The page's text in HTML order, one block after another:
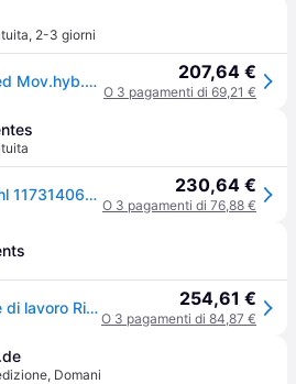
, 2-3 giorni
Bs-1173140600-foco Led Mov.hyb.multi 6050 Mh Ip65 207,64 €
O 3 pagamenti di 69,21 €
Faretto LED Brennenstuhl 1173140600 60W IP65 5m Nero 230,64 €
O 3 pagamenti di 76,88 €
Hugo Brennenstuhl Luce di lavoro Ricaricabile, lampada LED, lampada Lampada a LED, 18V, 60 W, IP65 254,61 €
O 3 pagamenti di 84,87 €
, Domani